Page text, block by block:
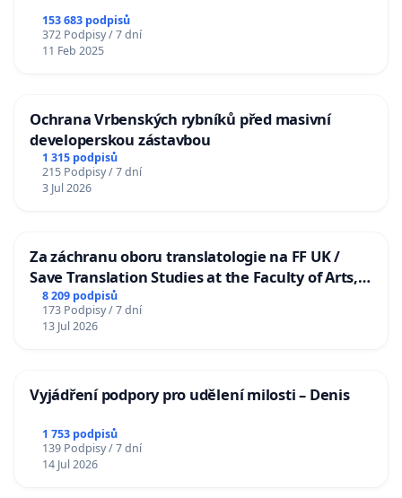
153 683 podpisů
372 Podpisy / 7 dní
11 Feb 2025
Ochrana Vrbenských rybníků před masivní
developerskou zástavbou
1 315 podpisů
215 Podpisy / 7 dní
3 Jul 2026
Za záchranu oboru translatologie na FF UK /
Save Translation Studies at the Faculty of Arts,
Charles University
8 209 podpisů
173 Podpisy / 7 dní
13 Jul 2026
Vyjádření podpory pro udělení milosti – Denis
1 753 podpisů
139 Podpisy / 7 dní
14 Jul 2026